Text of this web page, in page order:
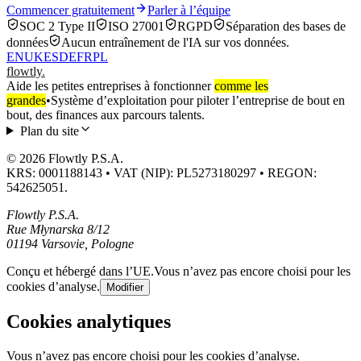
Commencer gratuitement
Parler à l’équipe
SOC 2 Type II
ISO 27001 RGPD
Séparation des bases de
données
Aucun entraînement de l'IA sur vos données.
ENUKESDEFRPL
flowtly.
Aide les petites entreprises à fonctionnercomme les
grandes•Système d’exploitation pour piloter l’entreprise de bout en
bout, des finances aux parcours talents.
Plan du site
© 2026 Flowtly P.S.A.
KRS: 0001188143 • VAT (NIP): PL5273180297 • REGON:
542625051.
Flowtly P.S.A.
Rue Młynarska 8/12
01194 Varsovie, Pologne
Conçu et hébergé dans l’UE.Vous n’avez pas encore choisi pour les
cookies d’analyse.
Modifier
Cookies analytiques
Vous n’avez pas encore choisi pour les cookies d’analyse.